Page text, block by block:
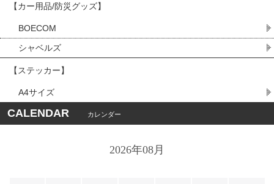
【カー用品/防災グッズ】
BOECOM
シャベルズ
【ステッカー】
A4サイズ
CALENDAR カレンダー
2026年08月